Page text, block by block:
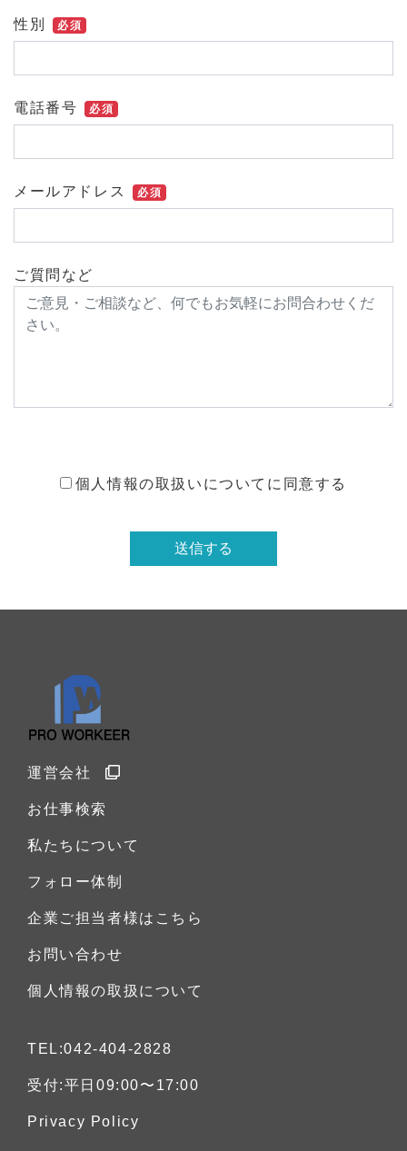
性別 必須
電話番号 必須
メールアドレス 必須
ご質問など
個人情報の取扱いについてに同意する
送信する
運営会社
お仕事検索
私たちについて
フォロー体制
企業ご担当者様はこちら
お問い合わせ
個人情報の取扱について
TEL:042-404-2828
受付:平日09:00〜17:00
Privacy Policy